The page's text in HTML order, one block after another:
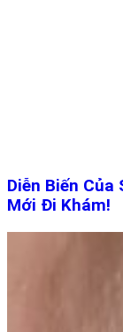
Diễn Biến
Mới Đi Khám!